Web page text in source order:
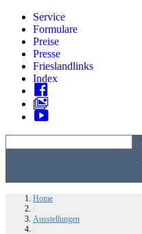
Zum
Inhalt
springen
Service
Formulare
Preise
Presse
Frieslandlinks
Index
to
Home
Ausstellungen